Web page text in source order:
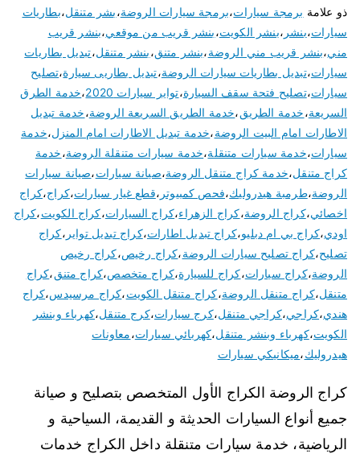
ذو علامة برمجة سيارات،برمجة سيارات الروضة،بشر متنقل،بطاريات
سيارات،بنشر ،بنشر الكويت،بنشر قريب من موقعي،بنشر قريب
مني،بنشر قريب مني الروضة،بنشر متنق،بنشر متنقل،تبديل بطاريات
سيارات،تبديل بطاريات سيارات الروضة،تبديل بطاريى سيارة،تصليح
سيارات،تصليح فتحة سقف السيارة،تواير سيارات 2020 ،خدمة الطرق
السريعة،خدمة الطريق،خدمة الطريق السريعة الروضة،خدمة تبديل
الاطارات امام البيت الروضة،خدمة تبديل الاطارات امام المنزل،خدمة
سيارات،خدمة سيارات متنقلة،خدمة سيارات متنقلة الروضة،خدمة
كراج متنقل،خدمة كراج متنقل الروضة،صيانة سيارات،صيانة سيارات
الروضة،طرمبة هيدروليك،فحص كمبيوتر ،قطع غيار سيارات،كراج،كراج
اخصائي،كراج الروضة،كراج الزهراء،كراج السيارات،كراج الكويت،كراج
اودي،كراج بي ام دبليو،كراج تبديل اطارات،كراج تبديل تواير ،كراج
تصليح،كراج تصليح سيارات الروضة،كراج رخيص،كراج رخيص
الروضة،كراج سيارات،كراج للسيارة،كراج متخصص،كراج متنق،كراج
متنقل،كراج متنقل الروضة،كراج متنقل الكويت،كراج مرسيدس،كراج
هندي،كراجي،كراجي متنقل،كرج سيارات،كرج متنقل،كهرباء وبنشر
الكويت،كهرباء وبنشر متنقل،كهربائي سيارات،معاونات
هيدروليك،ميكانيكي سيارات
كراج الروضة الكراج الأول المتخصص بتصليح و صيانة
جميع أنواع السيارات الحديثة و القديمة، السياحية و
الرياضية، خدمة سيارات متنقلة داخل الكراج خدمات